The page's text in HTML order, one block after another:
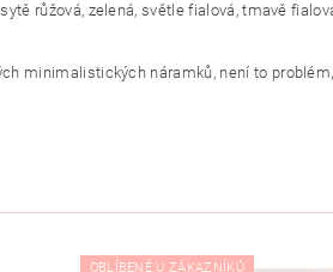
růžová, zelená, světle fialová, tmavě
minimalistických náramků, není to
OBLÍBENÉ U ZÁKAZNÍKŮ